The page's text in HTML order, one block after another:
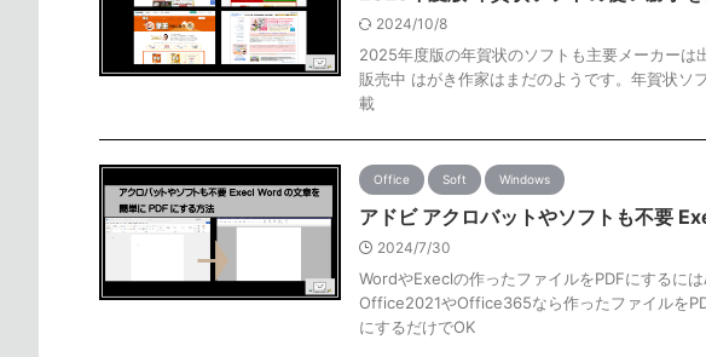
2024/10/8
2025年度版の年賀状のソフトも主要メーカーは
販売中 はがき作家はまだのようです。年賀状ソ
載
Office Soft Windows
アドビ アクロバットやソフトも不要
2024/7/30
WordやExeclの作ったファイルをPDFにするに
Office2021やOffice365なら作ったファイルを
にするだけでOK